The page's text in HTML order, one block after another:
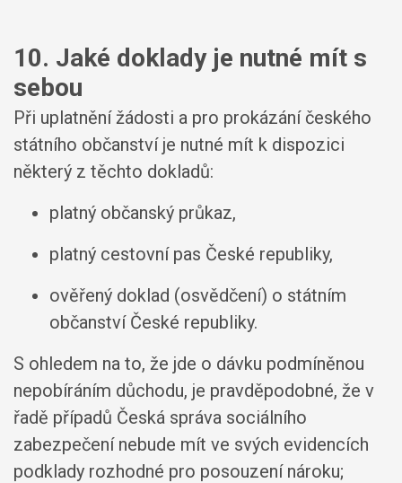
10. Jaké doklady je nutné mít s
sebou
Při uplatnění žádosti a pro prokázání českého
státního občanství je nutné mít k dispozici
některý z těchto dokladů:
platný občanský průkaz,
platný cestovní pas České republiky,
ověřený doklad (osvědčení) o státním
občanství České republiky.
S ohledem na to, že jde o dávku podmíněnou
nepobíráním důchodu, je pravděpodobné, že v
řadě případů Česká správa sociálního
zabezpečení nebude mít ve svých evidencích
podklady rozhodné pro posouzení nároku;